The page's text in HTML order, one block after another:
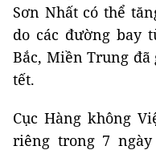
Sơn Nhất có thể
do các đường bay
Bắc, Miền Trung
tết.
Cục Hàng không
riêng trong 7